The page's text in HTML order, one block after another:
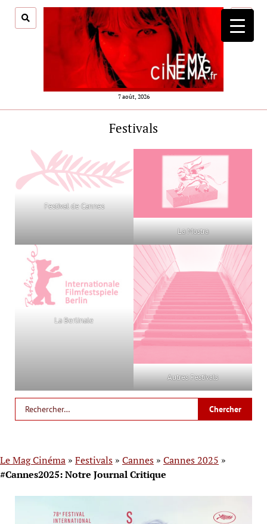
7 août, 2026
menu
Festivals
Festival de Cannes
La Mostra
La Berlinale
Autres Festivals
Le Mag Cinéma » Festivals » Cannes » Cannes 2025 »
#Cannes2025: Notre Journal Critique